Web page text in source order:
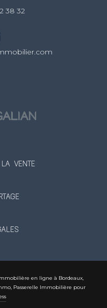
38 32
VENTE
en ligne à Bordeaux,
Passerelle Immobilière pour